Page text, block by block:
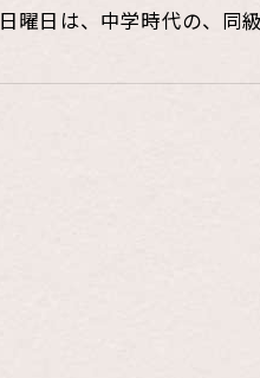
日曜日は、中学時代の、同